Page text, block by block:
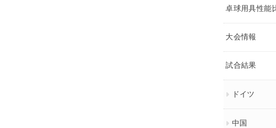
卓球用具性能
大会情報
試合結果
ドイツ
中国